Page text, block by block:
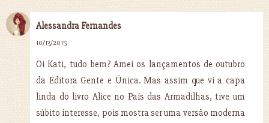
Alessandra Fernandes
10/13/2015
Oi Kati, tudo bem? Amei os lançamentos de outubro
da Editora Gente e Única. Mas assim que vi a capa
linda do livro Alice no País das Armadilhas, tive um
súbito interesse, pois mostra ser uma versão moderna